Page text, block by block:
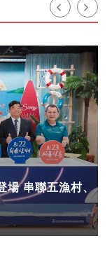
場 串聯五漁村、